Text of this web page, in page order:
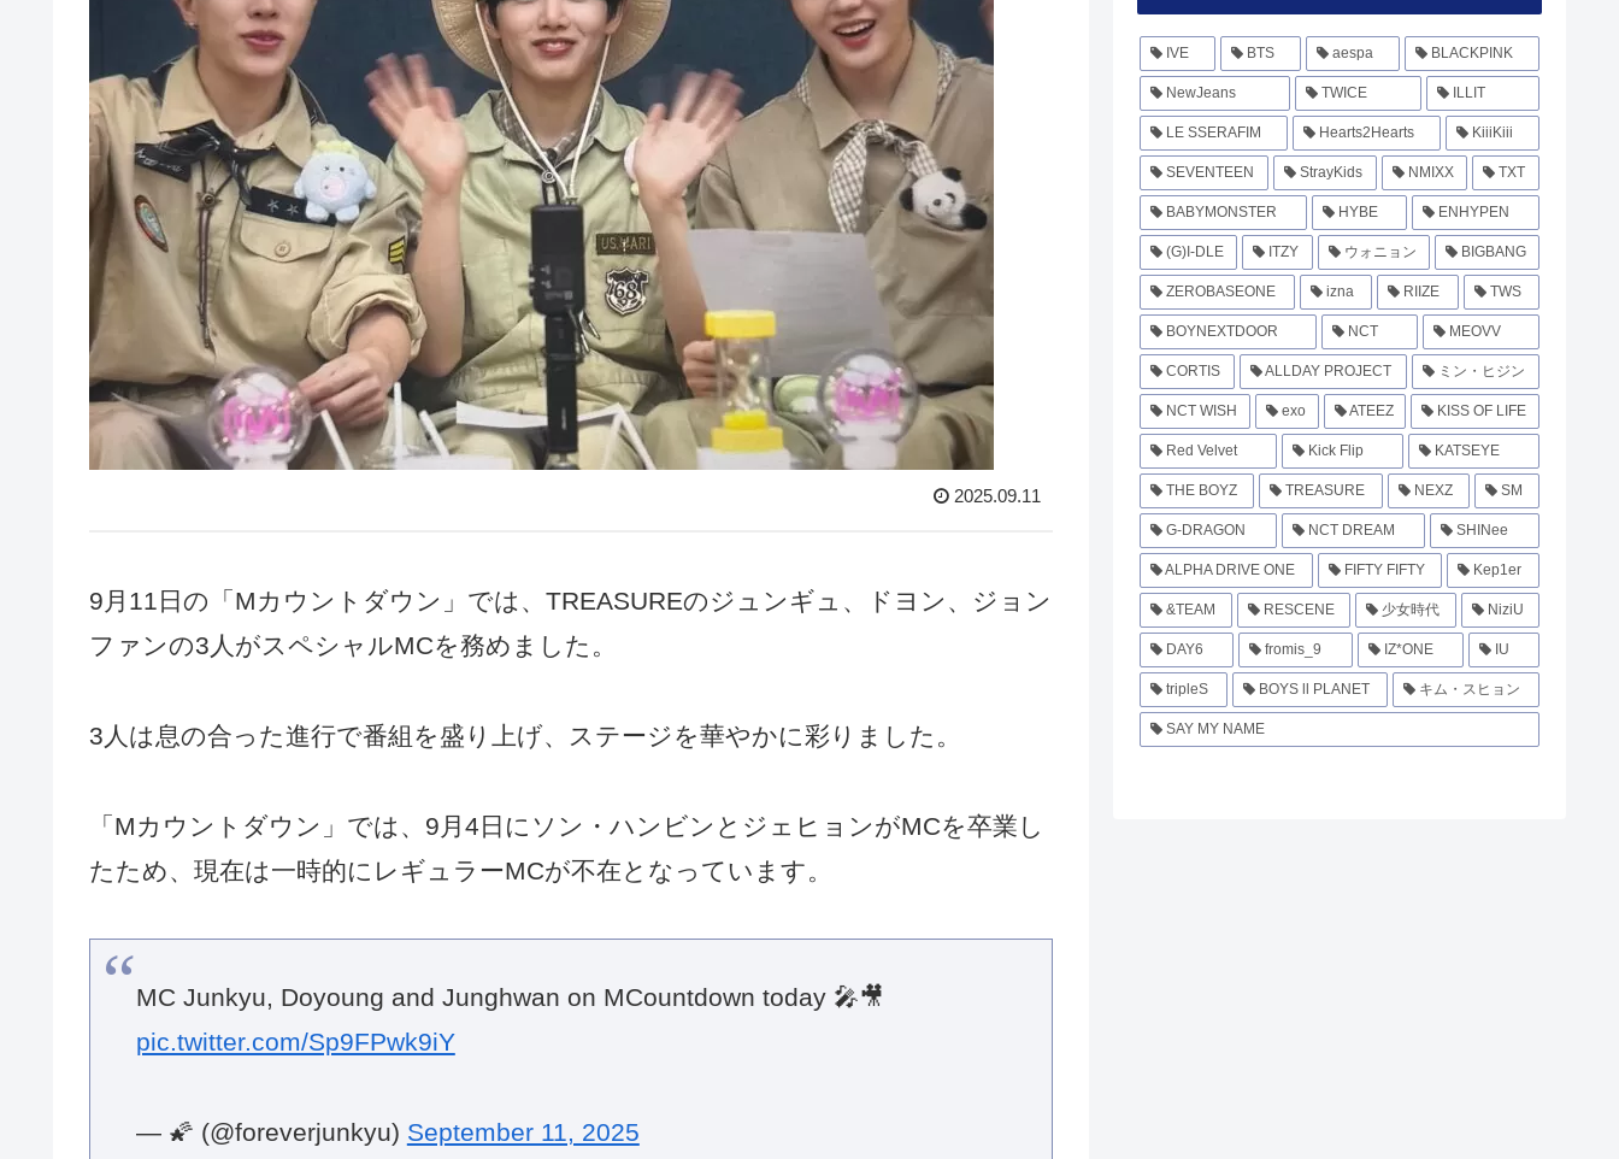
2025.09.11
9月11日の「Mカウントダウン」では、TREASUREのジュンギュ、ドヨン、ジョン
ファンの3人がスペシャルMCを務めました。
3人は息の合った進行で番組を盛り上げ、ステージを華やかに彩りました。
「Mカウントダウン」では、9月4日にソン・ハンビンとジェヒョンがMCを卒業し
たため、現在は一時的にレギュラーMCが不在となっています。
MC Junkyu, Doyoung and Junghwan on MCountdown today 🎤🎥
pic.twitter.com/Sp9FPwk9iY
— 🌠 (@foreverjunkyu)September 11, 2025
IVE BTS aespa BLACKPINK
NewJeans TWICE ILLIT
LE SSERAFIM Hearts2Hearts KiiiKiii
SEVENTEEN StrayKids NMIXX TXT
BABYMONSTER HYBE ENHYPEN
(G)I-DLE ITZY ウォニョン BIGBANG
ZEROBASEONE izna RIIZE TWS
BOYNEXTDOOR NCT MEOVV
CORTIS ALLDAY PROJECT ミン・ヒジン
NCT WISH exo ATEEZ KISS OF LIFE
Red Velvet Kick Flip KATSEYE
THE BOYZ TREASURE NEXZ SM
G-DRAGON NCT DREAM SHINee
ALPHA DRIVE ONE FIFTY FIFTY Kep1er
&TEAM RESCENE 少女時代 NiziU
DAY6 fromis_9 IZ*ONE IU
tripleS BOYS ll PLANET キム・スヒョン
SAY MY NAME